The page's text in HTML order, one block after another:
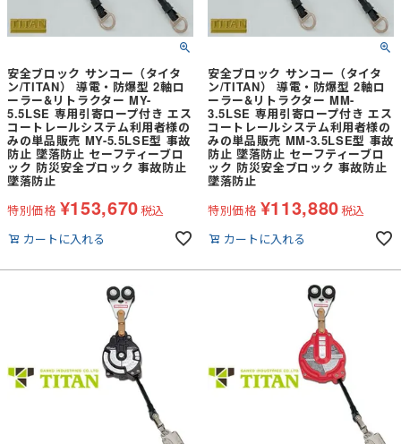
安全ブロック サンコー（タイタ
ン/TITAN） 導電・防爆型 2軸ロ
ーラー&リトラクター MY-
5.5LSE 専用引寄ロープ付き エス
コートレールシステム利用者様の
みの単品販売 MY-5.5LSE型 事故
防止 墜落防止 セーフティーブロ
ック 防災安全ブロック 事故防止
墜落防止
特別価格 ¥153,670税込
カートに入れる
安全ブロック サンコー（タイタ
ン/TITAN） 導電・防爆型 2軸ロ
ーラー&リトラクター MM-
3.5LSE 専用引寄ロープ付き エス
コートレールシステム利用者様の
みの単品販売 MM-3.5LSE型 事故
防止 墜落防止 セーフティーブロ
ック 防災安全ブロック 事故防止
墜落防止
特別価格 ¥113,880税込
カートに入れる